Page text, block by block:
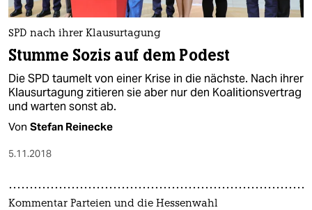
SPD nach ihrer Klausurtagung
Stumme Sozis auf dem Podest
Die SPD taumelt von einer Krise in die nächste. Nach ihrer
Klausurtagung zitieren sie aber nur den Koalitionsvertrag
und warten sonst ab.
Von Stefan Reinecke
5.11.2018
Kommentar Parteien und die Hessenwahl